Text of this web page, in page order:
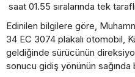
saat 01.55 sıralarında tek
Edinilen bilgilere göre,
34 EC 3074 plakalı otomobil,
geldiğinde sürücünün
sonucu gidiş yönünün